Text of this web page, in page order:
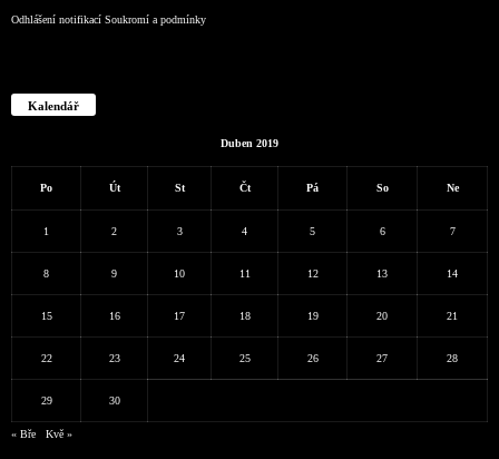
Odhlášení notifikací Soukromí a podmínky
Kalendář
Duben 2019
Po Út St Čt Pá So Ne
1 2 3 4 5 6 7
8 9 10 11 12 13 14
15 16 17 18 19 20 21
22 23 24 25 26 27 28
29 30
« Bře Kvě »